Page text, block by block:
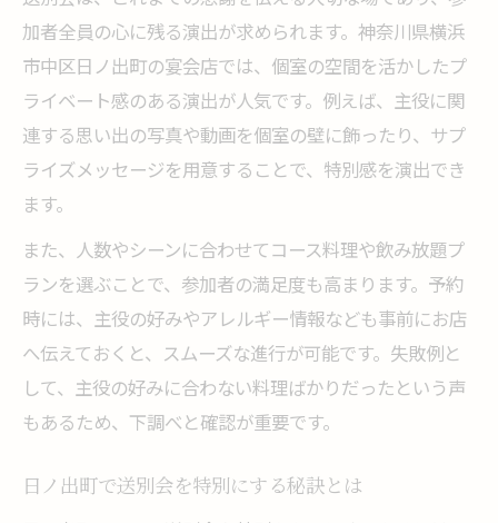
加者全員の心に残る演出が求められます。神奈川県横浜
市中区日ノ出町の宴会店では、個室の空間を活かしたプ
ライベート感のある演出が人気です。例えば、主役に関
連する思い出の写真や動画を個室の壁に飾ったり、サプ
ライズメッセージを用意することで、特別感を演出でき
ます。
また、人数やシーンに合わせてコース料理や飲み放題プ
ランを選ぶことで、参加者の満足度も高まります。予約
時には、主役の好みやアレルギー情報なども事前にお店
へ伝えておくと、スムーズな進行が可能です。失敗例と
して、主役の好みに合わない料理ばかりだったという声
もあるため、下調べと確認が重要です。
日ノ出町で送別会を特別にする秘訣とは